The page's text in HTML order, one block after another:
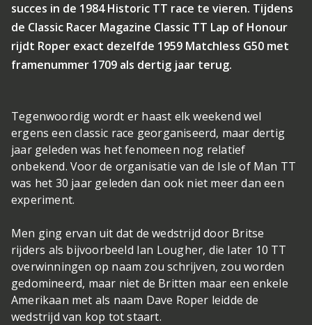
succes in de 1984 Historic TT race te vieren. Tijdens
de Classic Racer Magazine Classic TT Lap of Honour
rijdt Roper exact dezelfde 1959 Matchless G50 met
framenummer 1709 als dertig jaar terug.
Tegenwoordig wordt er haast elk weekend wel
ergens een classic race georganiseerd, maar dertig
jaar geleden was het fenomeen nog relatief
onbekend. Voor de organisatie van de Isle of Man TT
was het 30 jaar geleden dan ook niet meer dan een
experiment.
Men ging ervan uit dat de wedstrijd door Britse
rijders als bijvoorbeeld Ian Lougher, die later 10 TT
overwinningen op naam zou schrijven, zou worden
gedomineerd, maar niet de Britten maar een enkele
Amerikaan met als naam Dave Roper leidde de
wedstrijd van kop tot staart.